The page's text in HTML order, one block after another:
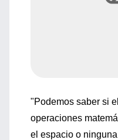
"Podemos saber si
operaciones
el espacio o